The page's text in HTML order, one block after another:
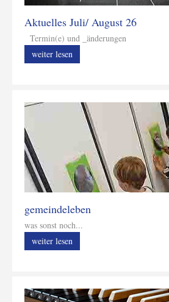
Aktuelles Juli/ August 26
Termin(e) und _änderungen
weiter lesen
gemeindeleben
was sonst noch...
weiter lesen